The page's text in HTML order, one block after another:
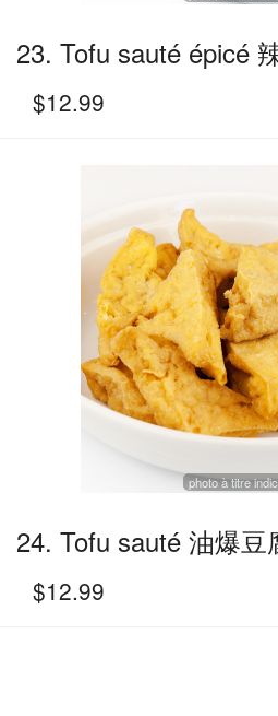
23. Tofu sauté épicé
$12.99
photo à titre
24. Tofu sauté 油爆豆
$12.99